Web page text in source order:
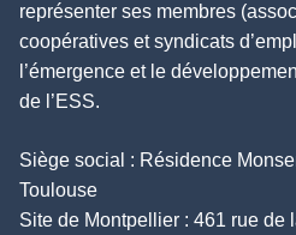
représenter ses membres
coopératives et syndicats
l’émergence et le
de l’ESS.
Siège social : Résidence
Toulouse
Site de Montpellier : 461 rue de